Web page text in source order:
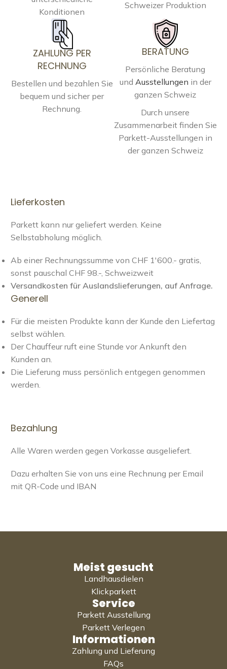
Konditionen
Schweizer Produktion
ZAHLUNG PER
RECHNUNG
Bestellen und bezahlen Sie
bequem und sicher per
Rechnung.
BERATUNG
Persönliche Beratung
und Ausstellungen in der
ganzen Schweiz
Durch unsere
Zusammenarbeit finden Sie
Parkett-Ausstellungen in
der ganzen Schweiz
Lieferkosten
Parkett kann nur geliefert werden. Keine
Selbstabholung möglich.
Ab einer Rechnungssumme von CHF 1'600.- gratis,
sonst pauschal CHF 98.-, Schweizweit
Versandkosten für Auslandslieferungen, auf Anfrage.
Generell
Für die meisten Produkte kann der Kunde den Liefertag
selbst wählen.
Der Chauffeur ruft eine Stunde vor Ankunft den
Kunden an.
Die Lieferung muss persönlich entgegen genommen
werden.
Bezahlung
Alle Waren werden gegen Vorkasse ausgeliefert.
Dazu erhalten Sie von uns eine Rechnung per Email
mit QR-Code und IBAN
Meist gesucht
Landhausdielen
Klickparkett
Service
Parkett Ausstellung
Parkett Verlegen
Informationen
Zahlung und Lieferung
FAQs